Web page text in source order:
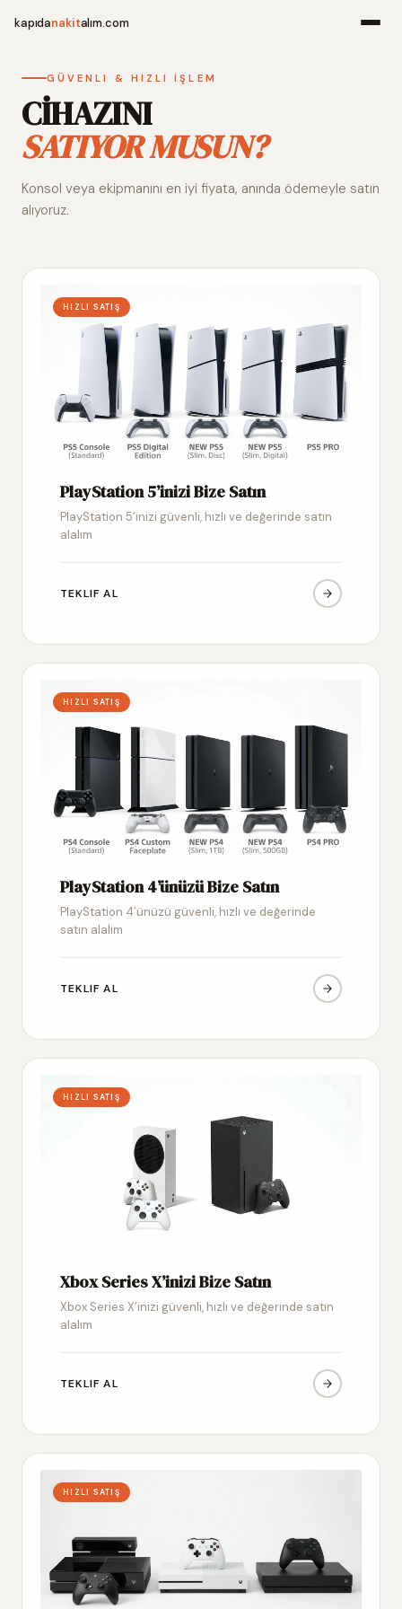
kapıdanakitalım.com
Alım
GÜVENLI & HIZLI İŞLEM
CİHAZINI
SATIYOR MUSUN?
Konsol veya ekipmanını en iyi fiyata, anında ödemeyle satın
alıyoruz.
HIZLI SATIŞ
PlayStation 5’inizi Bize Satın
PlayStation 5’inizi güvenli, hızlı ve değerinde satın
alalım
TEKLIF AL
HIZLI SATIŞ
PlayStation 4’ünüzü Bize Satın
PlayStation 4’ünüzü güvenli, hızlı ve değerinde
satın alalım
TEKLIF AL
HIZLI SATIŞ
Xbox Series X’inizi Bize Satın
Xbox Series X’inizi güvenli, hızlı ve değerinde satın
alalım
TEKLIF AL
HIZLI SATIŞ